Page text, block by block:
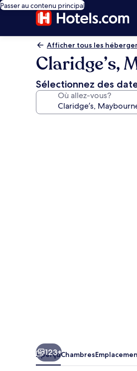
Passer au contenu principal
Afficher tous les
Claridge’s,
Sélectionnez des
Où allez-vous?
123+
AperçuChambres